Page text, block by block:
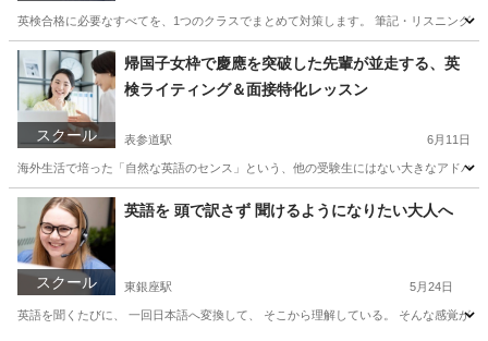
英検合格に必要なすべてを、1つのクラスでまとめて対策します。 筆記・リスニング
千葉 柏市 柏駅 英会話 1級
スクール
帰国子女枠で慶應を突破した先輩が並走する、英
検ライティング＆面接特化レッスン
表参道駅 6月11日
海外生活で培った「自然な英語のセンス」という、他の受験生にはない大きなアドバ
東京 港区 表参道駅 英検 1級
スクール
英語を 頭で訳さず 聞けるようになりたい大人へ
東銀座駅 5月24日
英語を聞くたびに、 一回日本語へ変換して、 そこから理解している。 そんな感覚が